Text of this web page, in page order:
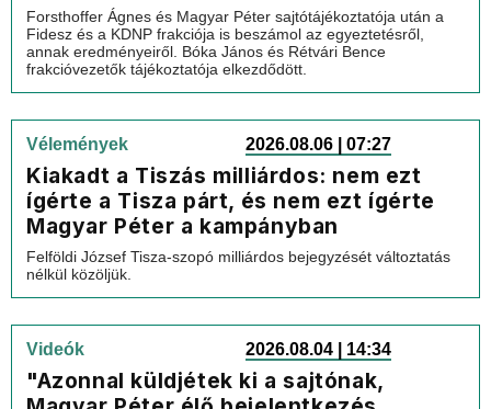
Forsthoffer Ágnes és Magyar Péter sajtótájékoztatója után a
Fidesz és a KDNP frakciója is beszámol az egyeztetésről,
annak eredményeiről. Bóka János és Rétvári Bence
frakcióvezetők tájékoztatója elkezdődött.
Vélemények 2026.08.06 | 07:27
Kiakadt a Tiszás milliárdos: nem ezt
ígérte a Tisza párt, és nem ezt ígérte
Magyar Péter a kampányban
Felföldi József Tisza-szopó milliárdos bejegyzését változtatás
nélkül közöljük.
Videók 2026.08.04 | 14:34
"Azonnal küldjétek ki a sajtónak,